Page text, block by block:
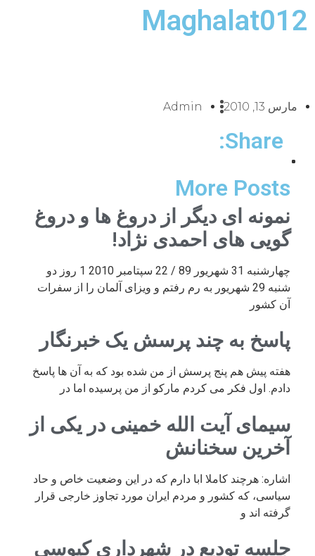
Maghalat012
مارس 13, 2010 Admin
Share:
More Posts
نمونه ای دیگر از دروغ ها و دروغ
گویی های احمدی نژاد!
چهارشنبه 31 شهریور 89 / 22 سپتامبر 2010 1 روز دو
شنبه 29 شهریور به رم رفتم و ویزای آلمان را از سفرات
آن کشور
پاسخ به چند پرسش یک خبرنگار
هفته پیش هم پنج پرسش از من شده بود که به آن ها پاسخ
دادم. اول فکر می کردم مارکو از من پرسیده اما در
سیمای آیت الله خمینی در یکی از
آخرین سخنانش
اشاره: هرچند کاملا ابا دارم که در این وضعیت خاص و حاد
سیاسی، که کشور و مردم ایران مورد تجاوز خارجی قرار
گرفته اند و
جلسه تودیع در شهرداری کیوسی